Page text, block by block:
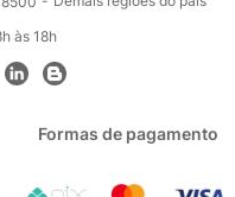
às 18h
Formas de pagamento